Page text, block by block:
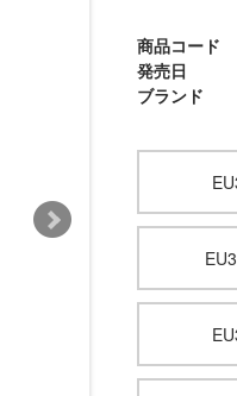
商品コード
発売日
ブランド